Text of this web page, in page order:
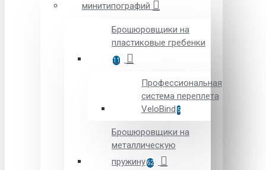
минитипографий
Брошюровщики на
пластиковые гребенки
11
Профессиональная
система переплета
VeloBind 5
Брошюровщики на
металлическую
пружину62